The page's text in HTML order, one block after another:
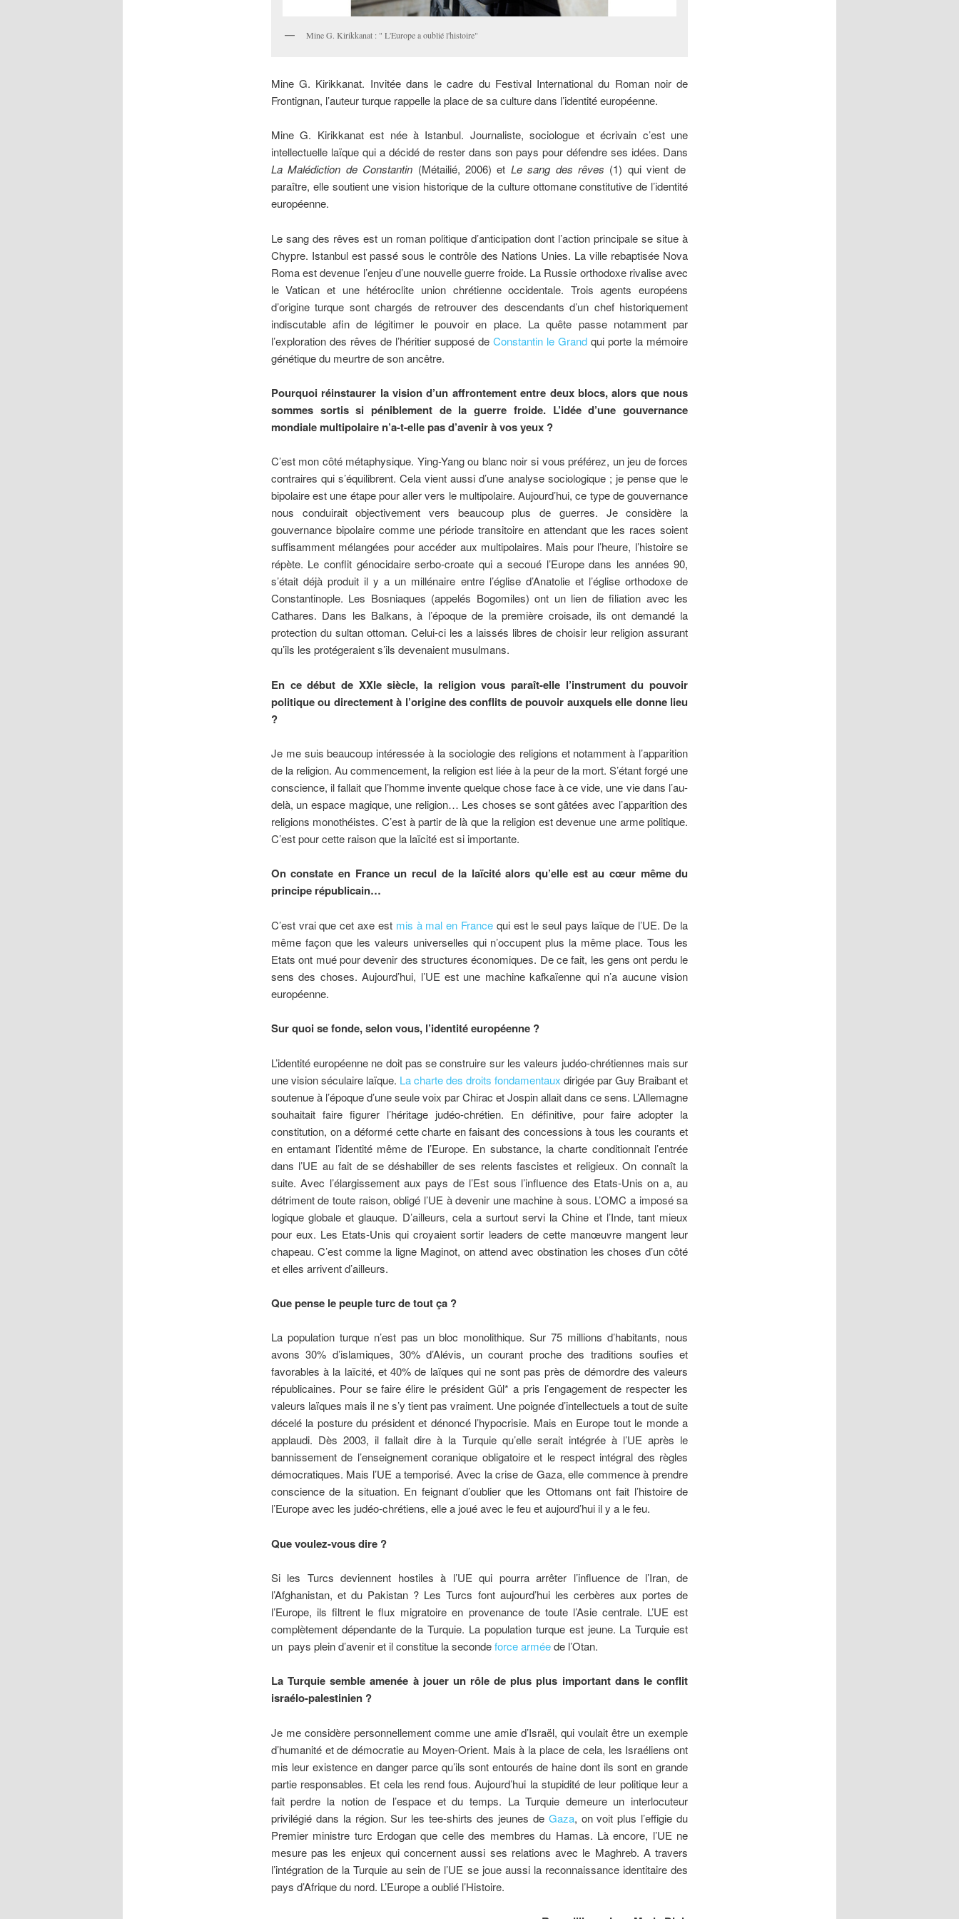
Mine G. Kirikkanat : " L'Europe a oublié l'histoire"
MineG. Kirikkanat. Invitée dans le cadre du Festival International du Roman noir de
Frontignan, l’auteur turque rappelle la place de sa culture dans l’identité européenne.
Mine G. Kirikkanat est née à Istanbul. Journaliste, sociologue et écrivain c’est une
intellectuelle laïque qui a décidé de rester dans son pays pour défendre ses idées. Dans
La Malédiction de Constantin (Métailié, 2006) et Le sang des rêves (1) qui vient de
paraître, elle soutient une vision historique de la culture ottomane constitutive de l’identité
européenne.
Le sang des rêves est un roman politique d’anticipation dont l’action principale se situe à
Chypre. Istanbul est passé sous le contrôle des Nations Unies. La ville rebaptisée Nova
Roma est devenue l’enjeu d’une nouvelle guerre froide. La Russie orthodoxe rivalise avec
le Vatican et une hétéroclite union chrétienne occidentale. Trois agents européens
d’origine turque sont chargés de retrouver des descendants d’un chef historiquement
indiscutable afin de légitimer le pouvoir en place. La quête passe notamment par
l’exploration des rêves de l’héritier supposé deConstantin le Grand qui porte la mémoire
génétique du meurtre de son ancêtre.
Pourquoi réinstaurer la vision d’un affrontement entre deux blocs, alors que nous
sommes sortis si péniblement de la guerre froide. L’idée d’une gouvernance
mondiale multipolaire n’a-t-elle pas d’avenir à vos yeux ?
C’est mon côté métaphysique. Ying-Yang ou blanc noir si vous préférez, un jeu de forces
contraires qui s’équilibrent. Cela vient aussi d’une analyse sociologique ; je pense que le
bipolaire est une étape pour aller vers le multipolaire. Aujourd’hui, ce type de gouvernance
nous conduirait objectivement vers beaucoup plus de guerres. Je considère la
gouvernance bipolaire comme une période transitoire en attendant que les races soient
suffisamment mélangées pour accéder aux multipolaires. Mais pour l’heure, l’histoire se
répète. Le conflit génocidaire serbo-croate qui a secoué l’Europe dans les années 90,
s’était déjà produit il y a un millénaire entre l’église d’Anatolie et l’église orthodoxe de
Constantinople. Les Bosniaques (appelés Bogomiles) ont un lien de filiation avec les
Cathares. Dans les Balkans, à l’époque de la première croisade, ils ont demandé la
protection du sultan ottoman. Celui-ci les a laissés libres de choisir leur religion assurant
qu’ils les protégeraient s’ils devenaient musulmans.
En ce début de XXIe siècle, la religion vous paraît-elle l’instrument du pouvoir
politique ou directement à l’origine des conflits de pouvoir auxquels elle donne lieu
?
Je me suis beaucoup intéressée à la sociologie des religions et notamment à l’apparition
de la religion. Au commencement, la religion est liée à la peur de la mort. S’étant forgé une
conscience, il fallait que l’homme invente quelque chose face à ce vide, une vie dans l’au-
delà, un espace magique, une religion… Les choses se sont gâtées avec l’apparition des
religions monothéistes. C’est à partir de là que la religion est devenue une arme politique.
C’est pour cette raison que la laïcité est si importante.
On constate en France un recul de la laïcité alors qu’elle est au cœur même du
principe républicain…
C’est vrai que cet axe est mis à mal en France qui est le seul pays laïque de l’UE. De la
même façon que les valeurs universelles qui n’occupent plus la même place. Tous les
Etats ont mué pour devenir des structures économiques. De ce fait, les gens ont perdu le
sens des choses. Aujourd’hui, l’UE est une machine kafkaïenne qui n’a aucune vision
européenne.
Sur quoi se fonde, selon vous, l’identité européenne ?
L’identité européenne ne doit pas se construire sur les valeurs judéo-chrétiennes mais sur
une vision séculaire laïque. La charte des droits fondamentauxdirigée par Guy Braibant et
soutenue à l’époque d’une seule voix par Chirac et Jospin allait dans ce sens. L’Allemagne
souhaitait faire figurer l’héritage judéo-chrétien. En définitive, pour faire adopter la
constitution, on a déformé cette charte en faisant des concessions à tous les courants et
en entamant l’identité même de l’Europe. En substance, la charte conditionnait l’entrée
dans l’UE au fait de se déshabiller de ses relents fascistes et religieux. On connaît la
suite. Avec l’élargissement aux pays de l’Est sous l’influence des Etats-Unis on a, au
détriment de toute raison, obligé l’UE à devenir une machine à sous. L’OMC a imposé sa
logique globale et glauque. D’ailleurs, cela a surtout servi la Chine et l’Inde, tant mieux
pour eux. Les Etats-Unis qui croyaient sortir leaders de cette manœuvre mangent leur
chapeau. C’est comme la ligne Maginot, on attend avec obstination les choses d’un côté
et elles arrivent d’ailleurs.
Que pense le peuple turc de tout ça ?
La population turque n’est pas un bloc monolithique. Sur 75 millions d’habitants, nous
avons 30% d’islamiques, 30% d’Alévis, un courant proche des traditions soufies et
favorables à la laïcité, et 40% de laïques qui ne sont pas près de démordre des valeurs
républicaines. Pour se faire élire le président Gül* a pris l’engagement de respecter les
valeurs laïques mais il ne s’y tient pas vraiment. Une poignée d’intellectuels a tout de suite
décelé la posture du président et dénoncé l’hypocrisie. Mais en Europe tout le monde a
applaudi. Dès 2003, il fallait dire à la Turquie qu’elle serait intégrée à l’UE après le
bannissement de l’enseignement coranique obligatoire et le respect intégral des règles
démocratiques. Mais l’UE a temporisé. Avec la crise de Gaza, elle commence à prendre
conscience de la situation. En feignant d’oublier que les Ottomans ont fait l’histoire de
l’Europe avec les judéo-chrétiens, elle a joué avec le feu et aujourd’hui il y a le feu.
Que voulez-vous dire ?
Si les Turcs deviennent hostiles à l’UE qui pourra arrêter l’influence de l’Iran, de
l’Afghanistan, et du Pakistan ? Les Turcs font aujourd’hui les cerbères aux portes de
l’Europe, ils filtrent le flux migratoire en provenance de toute l’Asie centrale. L’UE est
complètement dépendante de la Turquie. La population turque est jeune. La Turquie est
un pays plein d’avenir et il constitue la secondeforce arméede l’Otan.
La Turquie semble amenée à jouer un rôle de plus plus important dans le conflit
israélo-palestinien ?
Je me considère personnellement comme une amie d’Israël, qui voulait être un exemple
d’humanité et de démocratie au Moyen-Orient. Mais à la place de cela, les Israéliens ont
mis leur existence en danger parce qu’ils sont entourés de haine dont ils sont en grande
partie responsables. Et cela les rend fous. Aujourd’hui la stupidité de leur politique leur a
fait perdre la notion de l’espace et du temps. La Turquie demeure un interlocuteur
privilégié dans la région. Sur les tee-shirts des jeunes de Gaza, on voit plus l’effigie du
Premier ministre turc Erdogan que celle des membres du Hamas. Là encore, l’UE ne
mesure pas les enjeux qui concernent aussi ses relations avec le Maghreb. A travers
l’intégration de la Turquie au sein de l’UE se joue aussi la reconnaissance identitaire des
pays d’Afrique du nord. L’Europe a oublié l’Histoire.